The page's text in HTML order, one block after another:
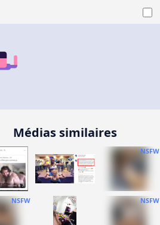
Médias similaires
NSFW
NSFW NSFW